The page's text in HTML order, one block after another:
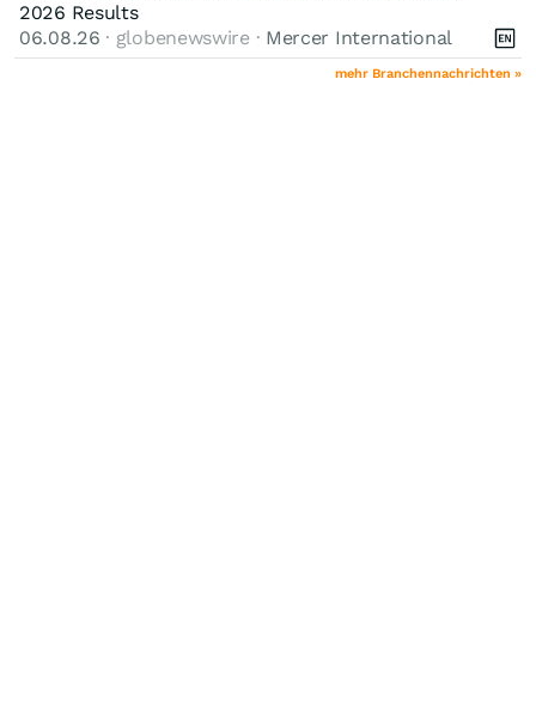
2026 Results
06.08.26 · globenewswire · Mercer International
mehr Branchennachrichten »